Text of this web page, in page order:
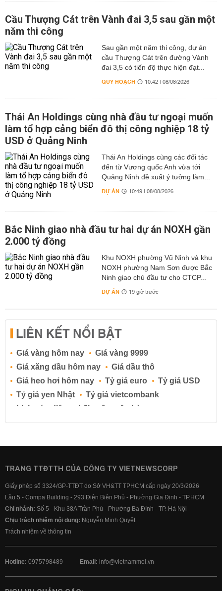
Cầu Thượng Cát trên Vành đai 3,5 sau gần một
năm thi công
Sau gần một năm thi công, dự án
cầu Thượng Cát trên đường Vành
đai 3,5 có tiến độ thực hiện đạt...
QUY HOẠCH 10:42 | 08/08/2026
Thái An Holdings cùng nhà đầu tư ngoại muốn
làm tổ hợp cảng biển đô thị công nghiệp 18 tỷ
USD ở Quảng Ninh
Thái An Holdings cùng các đối tác
đến từ Vương quốc Anh vừa tới
Quảng Ninh đề xuất ý tưởng làm...
DỰ ÁN 10:49 | 08/08/2026
Bắc Ninh giao nhà đầu tư hai dự án NOXH gần
2.000 tỷ đồng
Khu NOXH phường Vũ Ninh và khu
NOXH phường Nam Sơn được Bắc
Ninh giao chủ đầu tư cho CTCP...
DỰ ÁN 19 giờ trước
LIÊN KẾT NỔI BẬT
Giá vàng hôm nay
Giá vàng 9999
Giá xăng dầu hôm nay
Giá dầu thô
Giá heo hơi hôm nay
Tỷ giá euro
Tỷ giá USD
Tỷ giá yen Nhật
Tỷ giá vietcombank
Lịch cúp điện
Lãi suất ngân hàng
Lãi suất tiết kiệm
Lãi suất tiền gửi
Lãi suất ngân hàng BIDV
Lãi suất ngân hàng Vietcombank
TRANG TTĐTTH CỦA CÔNG TY VIETNEWSCORP
Giấy phép số 3324/GP-TTĐT do Sở VH&TT TPHCM cấp ngày 20/3/2026
Lầu 5 - Compa Building - 293 Điện Biên Phủ - Phường Gia Định - TP.HCM
Chi nhánh: Số 5 - Khu 38A Trần Phú - Phường Ba Đình - TP. Hà Nội
Chịu trách nhiệm nội dung: Nguyễn Minh Quyết
Trách nhiệm về thông tin
Hotline: 0975798489 Email: info@vietnammoi.vn